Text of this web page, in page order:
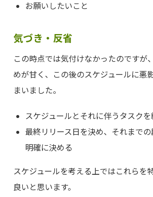
お願いしたいこと
気づき・反省
この時点では気付けなかったのですが
めが甘く、この後のスケジュールに悪
まいました。
スケジュールとそれに伴うタスク
最終リリース日を決め、それまで
明確に決める
スケジュールを考える上ではこれらを
良いと思います。